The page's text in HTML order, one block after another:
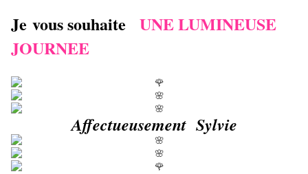
Je vous souhaite UNE LUMINEUSE
JOURNEE
Affectueusement Sylvie